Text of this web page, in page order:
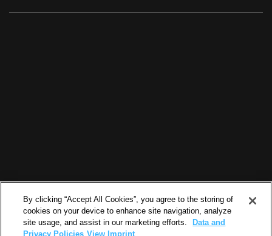
By clicking “Accept All Cookies”, you agree to the storing of
cookies on your device to enhance site navigation, analyze
site usage, and assist in our marketing efforts.
Data and
Privacy Policies View Imprint